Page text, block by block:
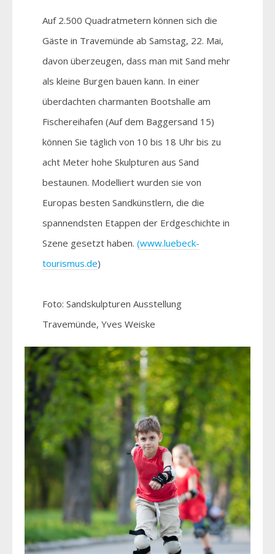
Auf 2.500 Quadratmetern können sich die
Gäste in Travemünde ab Samstag, 22. Mai,
davon überzeugen, dass man mit Sand mehr
als kleine Burgen bauen kann. In einer
überdachten charmanten Bootshalle am
Fischereihafen (Auf dem Baggersand 15)
können Sie täglich von 10 bis 18 Uhr bis zu
acht Meter hohe Skulpturen aus Sand
bestaunen. Modelliert wurden sie von
Europas besten Sandkünstlern, die die
spannendsten Etappen der Erdgeschichte in
Szene gesetzt haben.(www.luebeck-
tourismus.de)
Foto: Sandskulpturen Ausstellung
Travemünde, Yves Weiske